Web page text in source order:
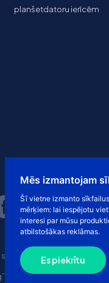
Mēs izmantojam
Šī vietne izmanto
mērķiem: lai iespējotu
interesi par mūsu
atbilstošākas reklāmas.
Es piekrītu
planšetdatoru ierīcēm
turinį be sutikimo
e-veikals Marketplace